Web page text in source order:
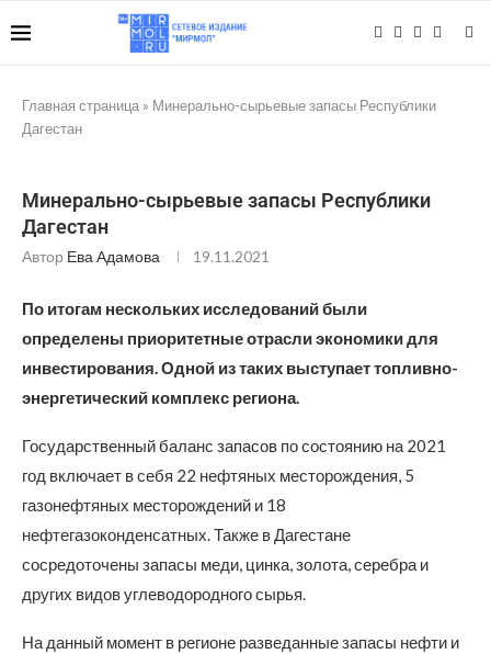
Главная страница » Минерально-сырьевые запасы Республики
Дагестан
Минерально-сырьевые запасы Республики
Дагестан
Автор Ева Адамова 19.11.2021
По итогам нескольких исследований были
определены приоритетные отрасли экономики для
инвестирования. Одной из таких выступает топливно-
энергетический комплекс региона.
Государственный баланс запасов по состоянию на 2021
год включает в себя 22 нефтяных месторождения, 5
газонефтяных месторождений и 18
нефтегазоконденсатных. Также в Дагестане
сосредоточены запасы меди, цинка, золота, серебра и
других видов углеводородного сырья.
На данный момент в регионе разведанные запасы нефти и